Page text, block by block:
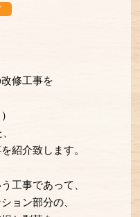
修工事を
）
紹介致します。
工事であって、
ョン部分の、